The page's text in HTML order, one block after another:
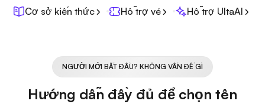
Cơ sở kiến thức
Hỗ trợ vé Hỗ trợ UltaAI
NGƯỜI MỚI BẮT ĐẦU? KHÔNG VẤN ĐỀ GÌ
Hướng dẫn đầy đủ để chọn tên